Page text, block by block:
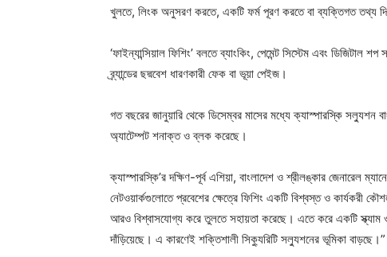
খুলতে, লিংক অনুসরণ করতে, একটি ফর্ম পূরণ করতে বা ব্যক্তিগত তথ্য
‘ফাইন্যান্সিয়াল ফিশিং’ বলতে ব্যাংকিং, পেমেন্ট সিস্টেম এবং ডিজিটাল
ব্র্যান্ডের ছদ্মবেশ ধারণকারী ফেক বা ভূয়া পেইজ।
গত বছরের জানুয়ারি থেকে ডিসেম্বর মাসের মধ্যে ক্যাস্পারস্কি সল্যুশন
অ্যাটেম্পট শনাক্ত ও ব্লক করেছে।
ক্যাস্পারস্কি’র দক্ষিণ-পূর্ব এশিয়া, বাংলাদেশ ও শ্রীলঙ্কার জেনারেল
নেটওয়ার্কগুলোতে প্রবেশের ক্ষেত্রে ফিশিং একটি বিশ্বস্ত ও কার্যকরী
আরও বিশ্বাসযোগ্য করে তুলতে সহায়তা করেছে। এতে করে একটি স্ক্যাম
দাঁড়িয়েছে। এ কারণেই শক্তিশালী সিক্যুরিটি সল্যুশনের ভূমিকা বাড়ছে।”